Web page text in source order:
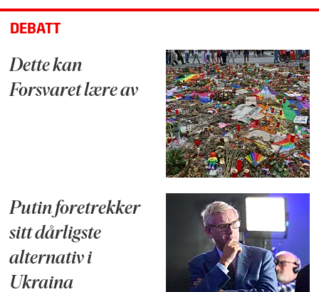
DEBATT
Dette kan
Forsvaret lære av
Putin foretrekker
sitt dårligste
alternativ i
Ukraina